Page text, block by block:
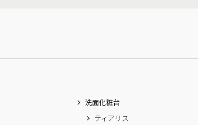
洗面化粧台
ティアリス